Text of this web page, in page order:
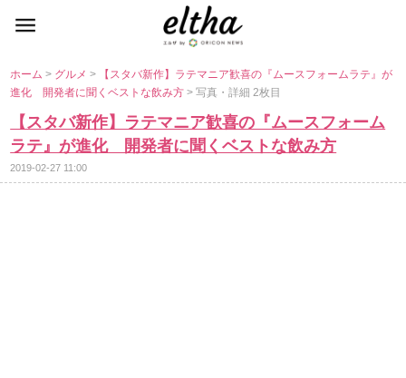
ホーム> グルメ>
【スタバ新作】ラテマニア歓喜の『ムースフォームラテ』が
進化 開発者に聞くベストな飲み方> 写真・詳細 2枚目
【スタバ新作】ラテマニア歓喜の『ムースフォーム
ラテ』が進化 開発者に聞くベストな飲み方
2019-02-27 11:00